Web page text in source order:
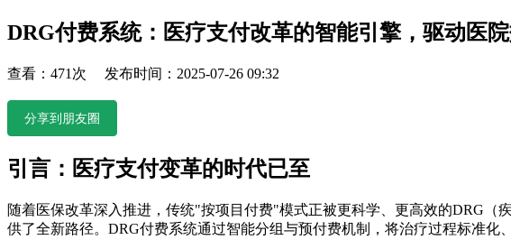
DRG付费系统：医疗支付改革的智能引擎，驱动医
查看：471次 发布时间：2025-07-26 09:32
分享到朋友圈
引言：医疗支付变革的时代已至
随着医保改革深入推进，传统"按项目付费"模式正被更科学、更高效的DRG
供了全新路径。DRG付费系统通过智能分组与预付费机制，将治疗过程标准化